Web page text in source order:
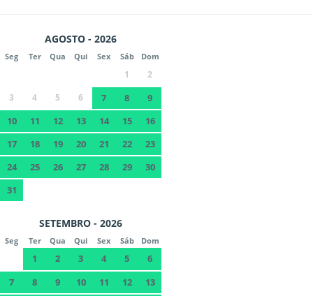
AGOSTO - 2026
Seg Ter Qua Qui Sex Sáb Dom
1
2
3
4 5 6 7 8
9
10
11 12 13 14 15
16
17
18 19 20 21 22
23
24
25 26 27 28 29
30
31
SETEMBRO - 2026
Seg Ter Qua Qui Sex Sáb Dom
1 2 3 4 5
6
7
8 9 10 11 12 13